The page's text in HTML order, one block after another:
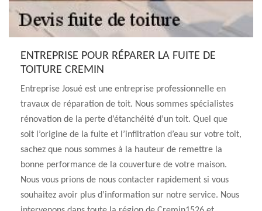
ENTREPRISE POUR RÉPARER LA FUITE DE
TOITURE CREMIN
Entreprise Josué est une entreprise professionnelle en
travaux de réparation de toit. Nous sommes spécialistes
rénovation de la perte d’étanchéité d’un toit. Quel que
soit l’origine de la fuite et l’infiltration d’eau sur votre toit,
sachez que nous sommes à la hauteur de remettre la
bonne performance de la couverture de votre maison.
Nous vous prions de nous contacter rapidement si vous
souhaitez avoir plus d’information sur notre service. Nous